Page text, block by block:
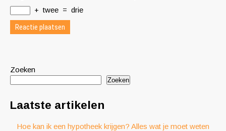
+ twee = drie
Zoeken
Zoeken
Laatste artikelen
Hoe kan ik een hypotheek krijgen? Alles wat je moet weten